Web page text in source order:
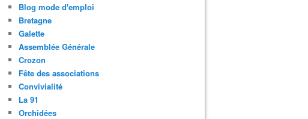
Blog mode d'emploi
Bretagne
Galette
Assemblée Générale
Crozon
Fête des associations
Convivialité
La 91
Orchidées